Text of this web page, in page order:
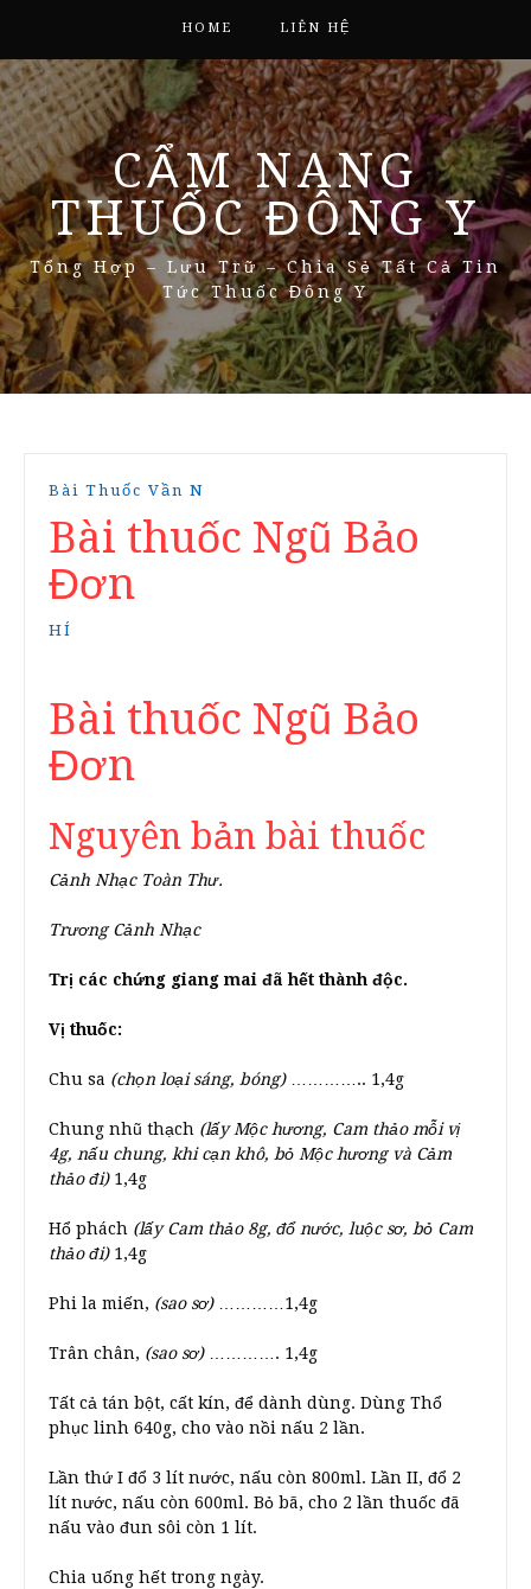
HOME LIÊN HỆ
CẨM NANG
THUỐC ĐÔNG Y
Tổng Hợp – Lưu Trữ – Chia Sẻ Tất Cả Tin
Tức Thuốc Đông Y
Bài Thuốc Vần N
Bài thuốc Ngũ Bảo
Đơn
HÍ
Bài thuốc Ngũ Bảo
Đơn
Nguyên bản bài thuốc
Cảnh Nhạc Toàn Thư.
Trương Cảnh Nhạc
Trị các chứng giang mai đã hết thành độc.
Vị thuốc:
Chu sa (chọn loại sáng, bóng)………….. 1,4g
Chung nhũ thạch (lấy Mộc hương, Cam thảo mỗi vị
4g, nấu chung, khi cạn khô, bỏ Mộc hương và Cảm
thảo đi)1,4g
Hổ phách (lấy Cam thảo 8g, đổ nước, luộc sơ, bỏ Cam
thảo đi)1,4g
Phi la miến, (sao sơ)…………1,4g
Trân chân, (sao sơ)…………. 1,4g
Tất cả tán bột, cất kín, để dành dùng. Dùng Thổ
phục linh 640g, cho vào nồi nấu 2 lần.
Lần thứ I đổ 3 lít nước, nấu còn 800ml. Lần II, đổ 2
lít nước, nấu còn 600ml. Bỏ bã, cho 2 lần thuốc đã
nấu vào đun sôi còn 1 lít.
Chia uống hết trong ngày.